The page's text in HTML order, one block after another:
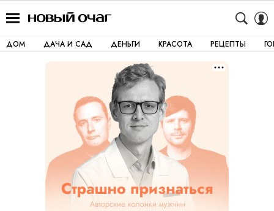
ДОМ ДАЧА И САД ДЕНЬГИ КРАСОТА РЕЦЕПТЫ